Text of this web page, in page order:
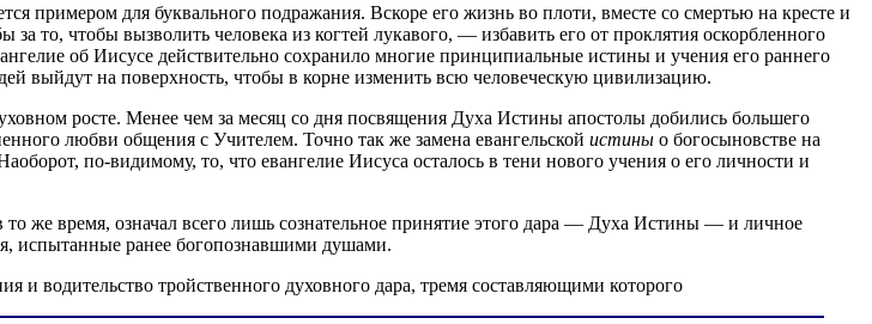
примером для буквального подражания. Вскоре его жизнь во плоти, вместе со смертью на кресте и
то, чтобы вызволить человека из когтей лукавого, — избавить его от проклятия оскорбленного
об Иисусе действительно сохранило многие принципиальные истины и учения его раннего
выйдут на поверхность, чтобы в корне изменить всю человеческую цивилизацию.
росте. Менее чем за месяц со дня посвящения Духа Истины апостолы добились большего
любви общения с Учителем. Точно так же замена евангельской истины о богосыновстве на
по-видимому, то, что евангелие Иисуса осталось в тени нового учения о его личности и
же время, означал всего лишь сознательное принятие этого дара — Духа Истины — и личное
испытанные ранее богопознавшими душами.
водительство тройственного духовного дара, тремя составляющими которого